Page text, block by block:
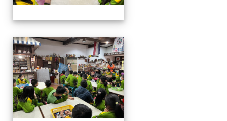
四年級戶外教學~20230117